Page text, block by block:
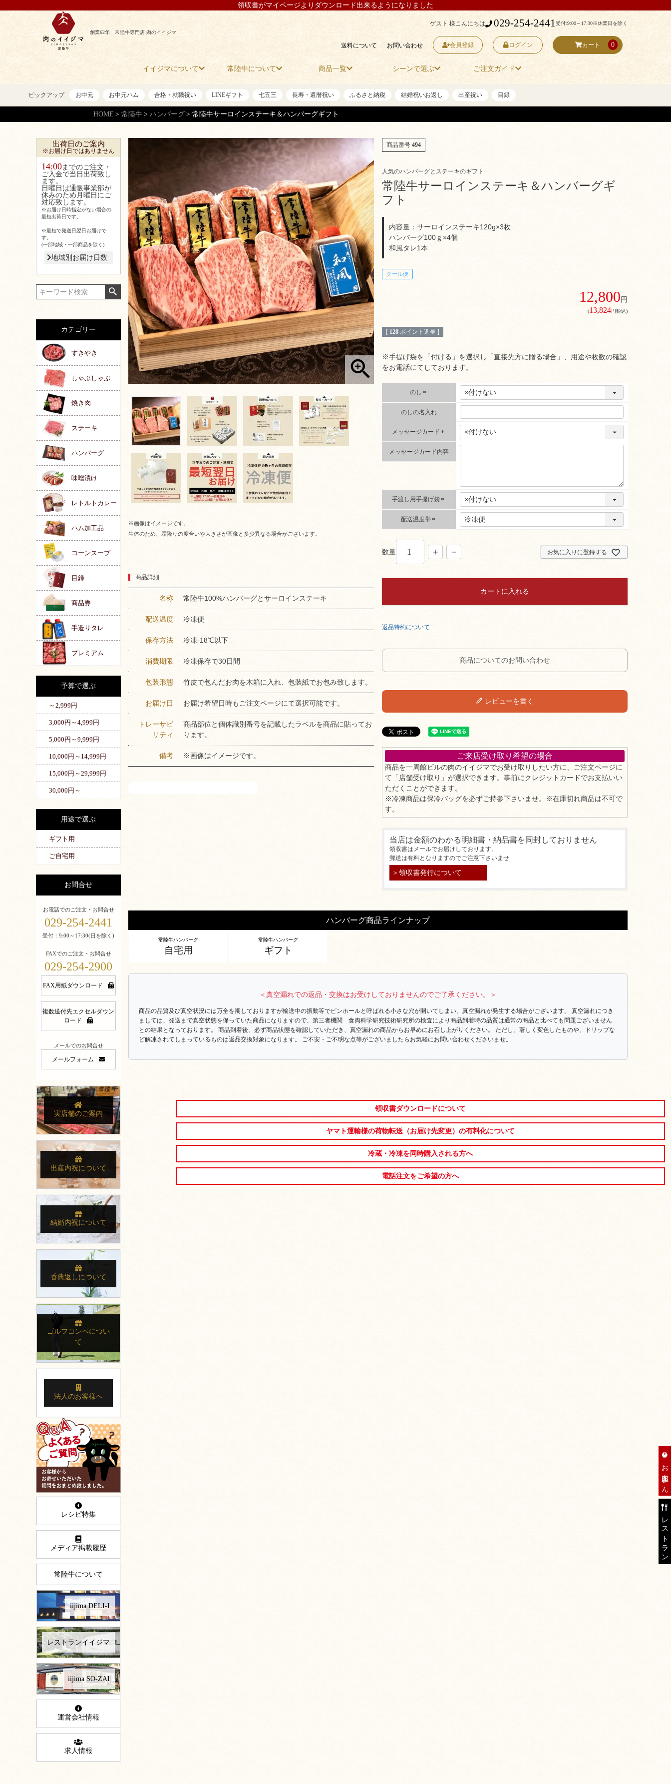
領収書がマイページよりダウンロード出来るようになりました
創業62年 常陸牛専門店 肉のイイジマ
ゲスト 様こんにちは 029-254-2441受付:9:00～17:30※休業日を除く
送料について お問い合わせ 会員登録 ログイン カート 0
イイジマについて 常陸牛について 商品一覧 シーンで選ぶ ご注文ガイド
ピックアップ お中元 お中元ハム 合格・就職祝い LINEギフト 七五三 長寿・還暦祝い ふるさと納税 結婚祝いお返し 出産祝い 目録
HOME 常陸牛 ハンバーグ 常陸牛サーロインステーキ＆ハンバーグギフト
出荷日のご案内
※お届け日ではありません
14:00までのご注文・
ご入金で当日出荷致し
ます。
日曜日は通販事業部が
休みのため月曜日にご
対応致します。
※お届け日時指定がない場合の
最短出荷日です。
※最短で発送日翌日お届けで
す。
(一部地域・一部商品を除く)
地域別お届け日数
カテゴリー
すきやき
しゃぶしゃぶ
焼き肉
ステーキ
ハンバーグ
味噌漬け
レトルトカレー
ハム加工品
コーンスープ
目録
商品券
手造りタレ
プレミアム
予算で選ぶ
～2,999円
3,000円～4,999円
5,000円～9,999円
10,000円～14,999円
15,000円～29,999円
30,000円～
用途で選ぶ
ギフト用
ご自宅用
お問合せ
お電話でのご注文・お問合せ
029-254-2441
受付：9:00～17:30(日を除く)
FAXでのご注文・お問合せ
029-254-2900
FAX用紙ダウンロード
複数送付先エクセルダウン
ロード
メールでのお問合せ
メールフォーム
実店舗のご案内
出産内祝について
結婚内祝について
香典返しについて
ゴルフコンペについ
て
法人のお客様へ
レシピ特集
メディア掲載履歴
常陸牛について
iijima DELI-I
レストランイイジマ
iijima SO-ZAI
運営会社情報
求人情報
※画像はイメージです。
生体のため、霜降りの度合いや大きさが画像と多少異なる場合がございます。
商品詳細
名称 常陸牛100%ハンバーグとサーロインステーキ
配送温度 冷凍便
保存方法 冷凍-18℃以下
消費期限 冷凍保存で30日間
包装形態 竹皮で包んだお肉を木箱に入れ、包装紙でお包み致します。
お届け日 お届け希望日時もご注文ページにて選択可能です。
トレーサビ
リティ
商品部位と個体識別番号を記載したラベルを商品に貼ってお
ります。
備考 ※画像はイメージです。
商品番号 494
人気のハンバーグとステーキのギフト
常陸牛サーロインステーキ＆ハンバーグギ
フト
内容量：サーロインステーキ120g×3枚
ハンバーグ100ｇ×4個
和風タレ1本
クール便
12,800 円
(13,824円税込)
[ 128 ポイント進呈 ]
※手提げ袋を「付ける」を選択し「直接先方に贈る場合」、用途や枚数の確認
をお電話にてしております。
のし
(
必
須
)
のしの名入れ
メッセージカード
(
必
須
メッセージカード内容
手渡し用手提げ袋
(
須
配送温度帯
(
須
)
お気に入りに登録する
数量
カートに入れる
返品特約について
商品についてのお問い合わせ
レビューを書く
ご来店受け取り希望の場合
商品を一周館ビルの肉のイイジマでお受け取りしたい方に、ご注文ページに
て「店舗受け取り」が選択できます。事前にクレジットカードでお支払いい
ただくことができます。
※冷凍商品は保冷バッグを必ずご持参下さいませ。※在庫切れ商品は不可で
す。
当店は金額のわかる明細書・納品書を同封しておりません
領収書はメールでお届けしております。
郵送は有料となりますのでご注意下さいませ
＞領収書発行について
ハンバーグ商品ラインナップ
常陸牛ハンバーグ
自宅用
常陸牛ハンバーグ
ギフト
＜真空漏れでの返品・交換はお受けしておりませんのでご了承ください。＞
商品の品質及び真空状況には万全を期しておりますが輸送中の振動等でピンホールと呼ばれる小さな穴が開いてしまい、真空漏れが発生する場合がございます。 真空漏れにつき
ましては、発送まで真空状態を保っていた商品になりますので、第三者機関 食肉科学研究技術研究所の検査により商品到着時の品質は通常の商品と比べても問題ございません
との結果となっております。 商品到着後、必ず商品状態を確認していただき、真空漏れの商品からお早めにお召し上がりください。 ただし、著しく変色したものや、ドリップな
ど解凍されてしまっているものは返品交換対象になります。 ご不安・ご不明な点等がございましたらお気軽にお問い合わせくださいませ。
領収書ダウンロードについて
ヤマト運輸様の荷物転送（お届け先変更）の有料化について
冷蔵・冷凍を同時購入される方へ
電話注文をご希望の方へ
お肉屋さん
レストラン